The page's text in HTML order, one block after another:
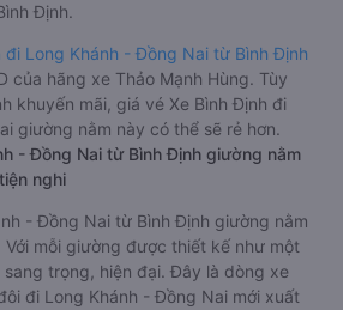
Định.
đi Long Khánh - Đồng Nai từ Bình Định
của hãng xe Thảo Mạnh Hùng. Tùy
khuyến mãi, giá vé Xe Bình Định đi
giường nằm này có thể sẽ rẻ hơn.
- Đồng Nai từ Bình Định giường nằm
nghi
- Đồng Nai từ Bình Định giường nằm
mỗi giường được thiết kế như một
trọng, hiện đại. Đây là dòng xe
đi Long Khánh - Đồng Nai mới xuất